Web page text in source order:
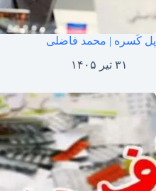
پل کَسره | محمد فاضلی
۳۱ تیر ۱۴۰۵